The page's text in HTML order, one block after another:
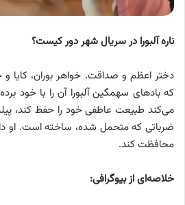
ناره آلبورا در سریال شهر دور کیست؟
دختر اعظم و صداقت. خواهر بوران، کایا و
که بادهای سهمگین آلبورا آن را با خود
می‌کند طبیعت عاطفی خود را حفظ کند،
ضرباتی که متحمل شده، ساخته است. او
محافظت کند.
خلاصه‌ای از بیوگرافی: